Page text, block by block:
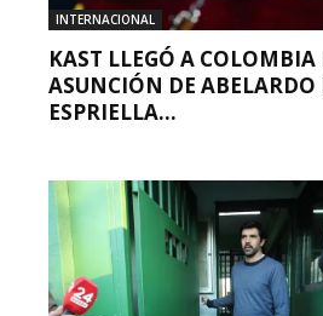
INTERNACIONAL
KAST LLEGÓ A
ASUNCIÓN DE ABELARDO
ESPRIELLA...